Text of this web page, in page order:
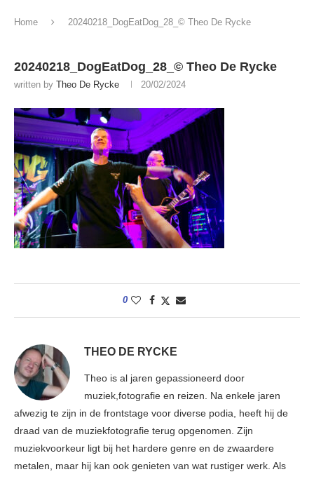
Home 20240218_DogEatDog_28_© Theo De Rycke
20240218_DogEatDog_28_© Theo De Rycke
written by Theo De Rycke 20/02/2024
0
THEO DE RYCKE
Theo is al jaren gepassioneerd door
muziek,fotografie en reizen. Na enkele jaren
afwezig te zijn in de frontstage voor diverse podia, heeft hij de
draad van de muziekfotografie terug opgenomen. Zijn
muziekvoorkeur ligt bij het hardere genre en de zwaardere
metalen, maar hij kan ook genieten van wat rustiger werk. Als